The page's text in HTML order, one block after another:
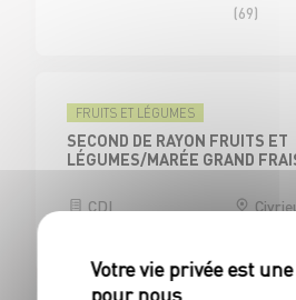
(69)
FRUITS ET LÉGUMES
SECOND DE RAYON FRUITS ET
LÉGUMES/MARÉE GRAND
CDI